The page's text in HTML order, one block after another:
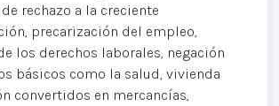
rechazo a la creciente
precarización del empleo,
los derechos laborales, negación
básicos como la salud, vivienda
convertidos en mercancías,